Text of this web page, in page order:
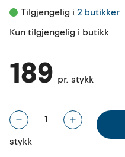
Tilgjengelig i 2 butikker
Kun tilgjengelig i butikk
189 pr. stykk
stykk